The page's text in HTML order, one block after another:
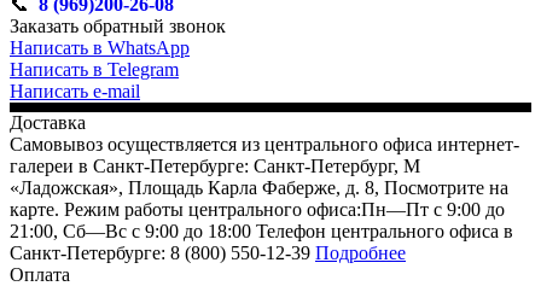
Заказать обратный звонок
Написать в WhatsApp
Написать в Telegram
Написать e-mail
Доставка
Самовывоз осуществляется из центрального офиса интернет-
галереи в Санкт-Петербурге: Санкт-Петербург, М
«Ладожская», Площадь Карла Фаберже, д. 8, Посмотрите на
карте. Режим работы центрального офиса:Пн—Пт с 9:00 до
21:00, Сб—Вс с 9:00 до 18:00 Телефон центрального офиса в
Санкт-Петербурге: 8 (800) 550-12-39 Подробнее
Оплата